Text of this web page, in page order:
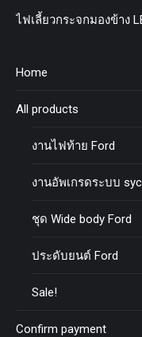
ไฟเลี้ยวกระจกมองข้าง
Home
All products
งานไฟท้าย Ford
งานอัพเกรดระบบ
ชุด Wide body Ford
ประดับยนต์ Ford
Sale!
Confirm payment